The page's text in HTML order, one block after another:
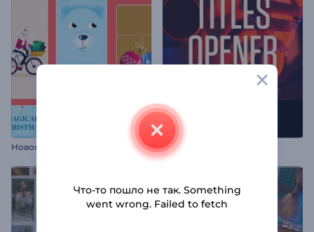
Н
овогодняя анимация для Reels Заставка в Стиле Стомп
Что-то пошло не так. Something
went wrong. Failed to fetch